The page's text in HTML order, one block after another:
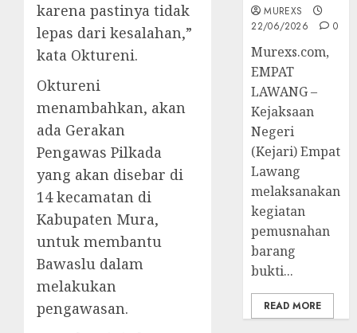
karena pastinya tidak
lepas dari kesalahan,”
kata Oktureni.
Oktureni
menambahkan, akan
ada Gerakan
Pengawas Pilkada
yang akan disebar di
14 kecamatan di
Kabupaten Mura,
untuk membantu
Bawaslu dalam
melakukan
pengawasan.
MUREXS
22/06/2026
0
‎Murexs.com,
EMPAT
LAWANG –
Kejaksaan
Negeri
(Kejari) Empat
Lawang
melaksanakan
kegiatan
pemusnahan
barang
bukti...
READ MORE